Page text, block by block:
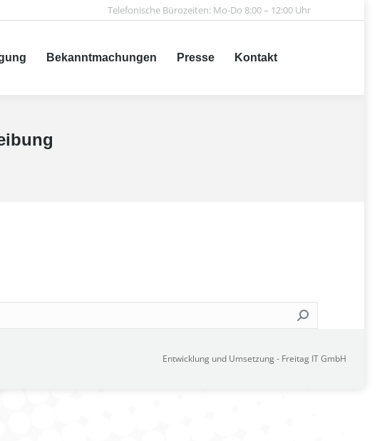
Telefonische Bürozeiten: Mo-Do 8:00 – 12:00 Uhr
Bekanntmachungen Presse Kontakt
Entwicklung und Umsetzung - Freitag IT GmbH